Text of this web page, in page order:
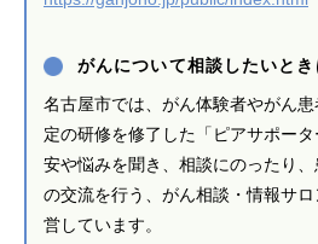
がんについて相談したいとき
名古屋市では、がん体験者やがん
定の研修を修了した「ピアサポー
安や悩みを聞き、相談にのったり
の交流を行う、がん相談・情報サ
営しています。